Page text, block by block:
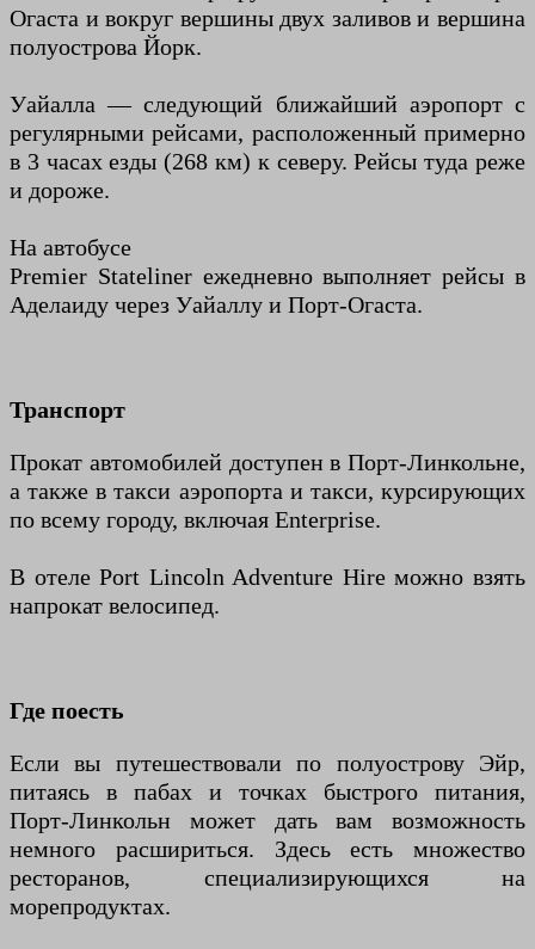
Огаста и вокруг вершины двух заливов и вершина
полуострова Йорк.
Уайалла — следующий ближайший аэропорт с
регулярными рейсами, расположенный примерно
в 3 часах езды (268 км) к северу. Рейсы туда реже
и дороже.
На автобусе
Premier Stateliner ежедневно выполняет рейсы в
Аделаиду через Уайаллу и Порт-Огаста.
Транспорт
Прокат автомобилей доступен в Порт-Линкольне,
а также в такси аэропорта и такси, курсирующих
по всему городу, включая Enterprise.
В отеле Port Lincoln Adventure Hire можно взять
напрокат велосипед.
Где поесть
Если вы путешествовали по полуострову Эйр,
питаясь в пабах и точках быстрого питания,
Порт-Линкольн может дать вам возможность
немного расшириться. Здесь есть множество
ресторанов, специализирующихся на
морепродуктах.